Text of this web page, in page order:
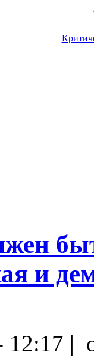
и
12:17 |